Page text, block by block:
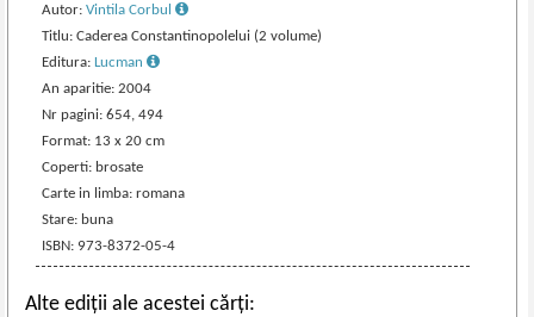
Autor:Vintila Corbul
Titlu: Caderea Constantinopolelui (2 volume)
Editura:Lucman
An aparitie: 2004
Nr pagini: 654, 494
Format: 13 x 20 cm
Coperti: brosate
Carte in limba: romana
Stare: buna
ISBN: 973-8372-05-4
Alte ediții ale acestei cărți: